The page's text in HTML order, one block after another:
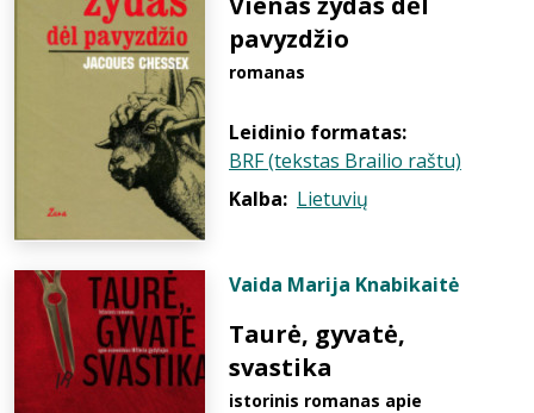
pavyzdžio
romanas
Leidinio formatas:
BRF (tekstas Brailio raštu)
Kalba: Lietuvių
Vaida Marija Knabikaitė
Taurė, gyvatė,
svastika
istorinis romanas apie